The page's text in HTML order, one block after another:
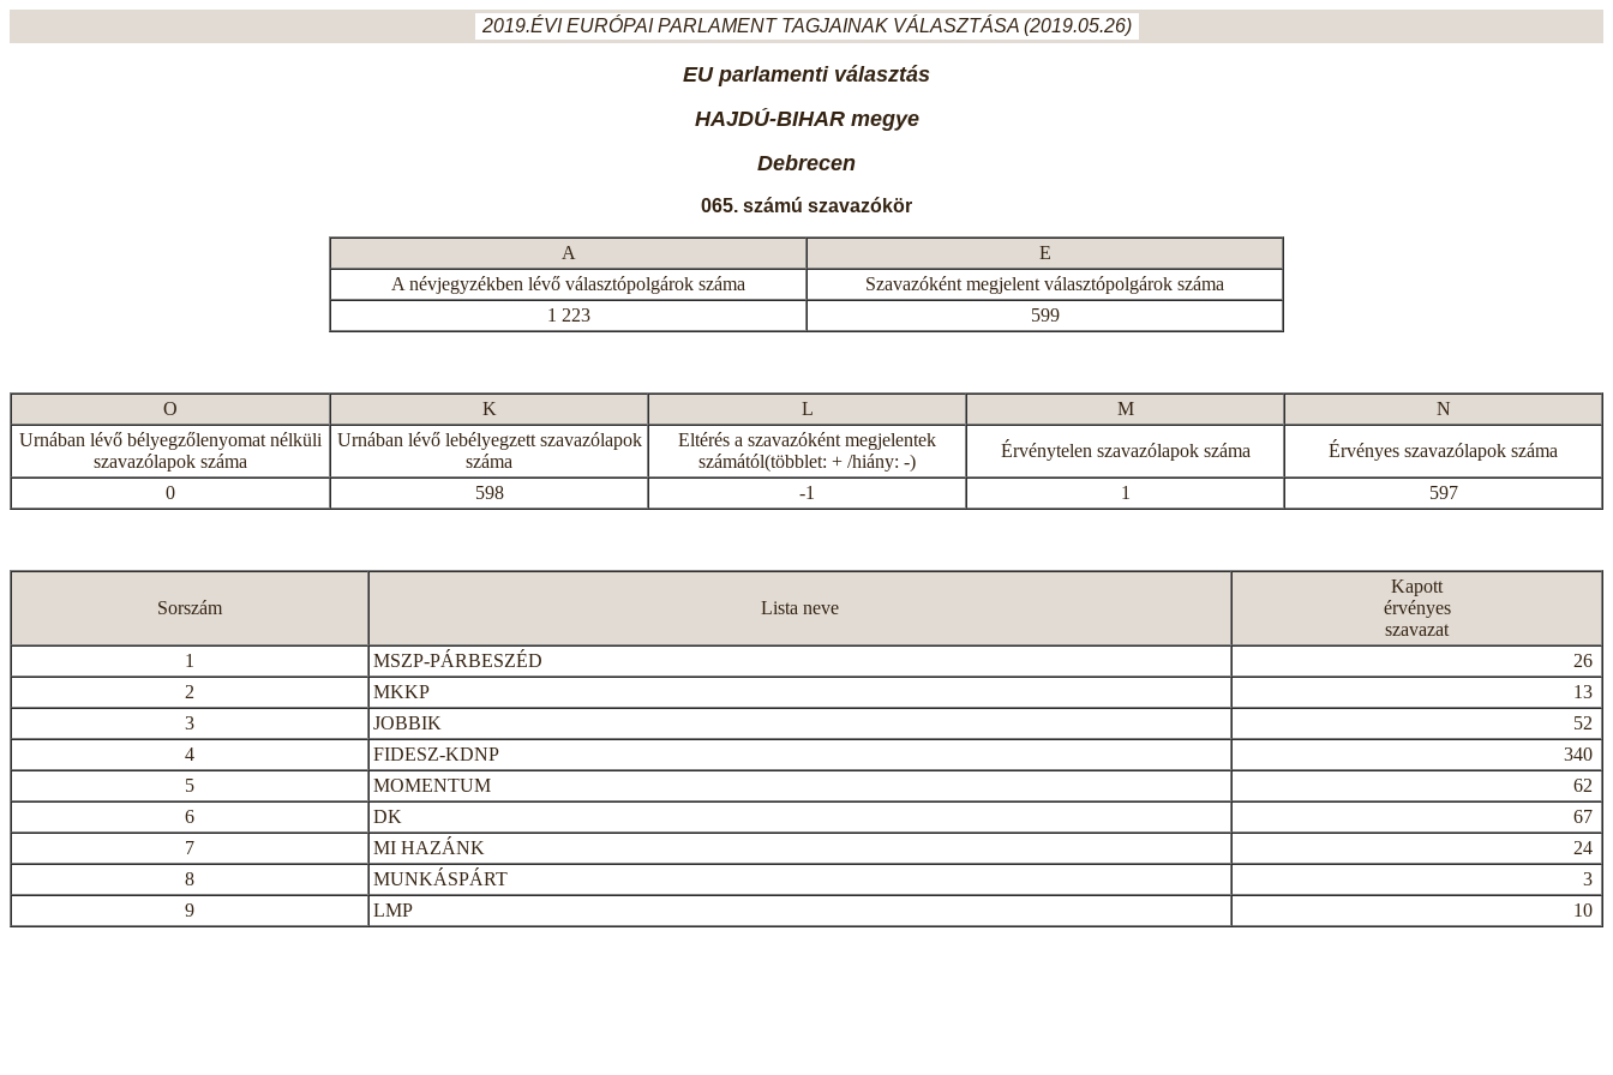
2019.ÉVI EURÓPAI PARLAMENT TAGJAINAK VÁLASZTÁSA (2019.05.26)
EU parlamenti választás
HAJDÚ-BIHAR megye
Debrecen
065. számú szavazókör
A
E
A névjegyzékben lévő választópolgárok száma
Szavazóként megjelent választópolgárok száma
1 223
599
O K L M
N
Urnában lévő bélyegzőlenyomat nélküli
szavazólapok száma
Urnában lévő lebélyegzett szavazólapok
száma
Eltérés a szavazóként megjelentek
számától(többlet: + /hiány: -)
Érvénytelen szavazólapok száma Érvényes szavazólapok száma
0 598 -1 1 597
Sorszám Lista neve
Kapott
érvényes
szavazat
1
MSZP-PÁRBESZÉD
26
2
MKKP
13
3
JOBBIK
52
4
FIDESZ-KDNP
340
5
MOMENTUM
62
6
DK
67
7
MI HAZÁNK
24
8
MUNKÁSPÁRT
3
9
LMP 10